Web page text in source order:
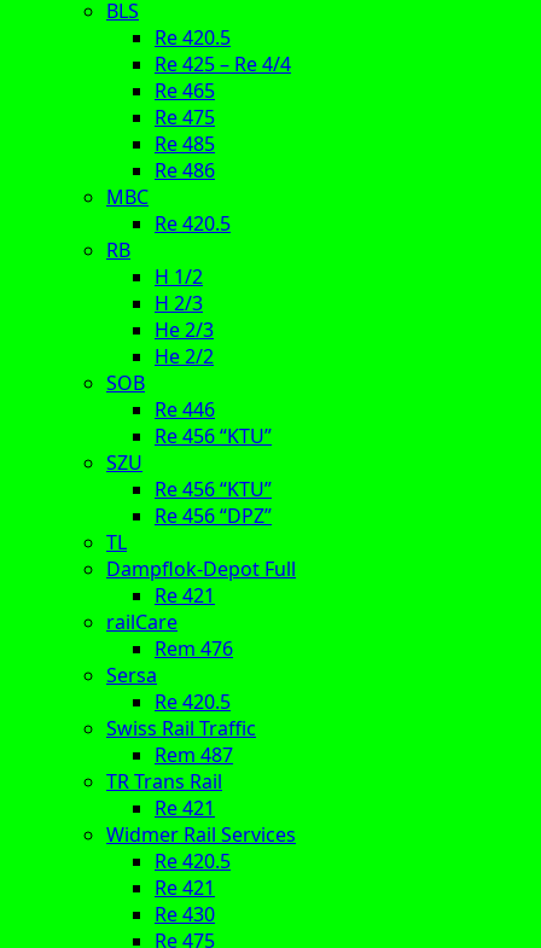
BLS
Re 420.5
Re 425 – Re 4/4
Re 465
Re 475
Re 485
Re 486
MBC
Re 420.5
RB
H 1/2
H 2/3
He 2/3
He 2/2
SOB
Re 446
Re 456 “KTU”
SZU
Re 456 “KTU”
Re 456 “DPZ”
TL
Dampflok-Depot Full
Re 421
railCare
Rem 476
Sersa
Re 420.5
Swiss Rail Traffic
Rem 487
TR Trans Rail
Re 421
Widmer Rail Services
Re 420.5
Re 421
Re 430
Re 475